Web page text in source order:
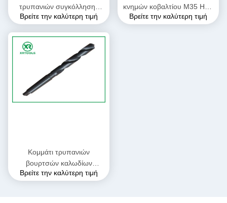
τρυπανιών συγκόλλησης
σημείων, μόνο
τρυπανιών χάλυβα υψηλής
Βρείτε την καλύτερη τιμή
κνημών κοβαλτίου M35 HSS
για το ανοξείδωτο/αλεσμένη
Βρείτε την καλύτερη τιμή
Κομμάτι τρυπανιών
βουρτσών καλωδίων
συστροφής, εύκαμπτη
Βρείτε την καλύτερη τιμή